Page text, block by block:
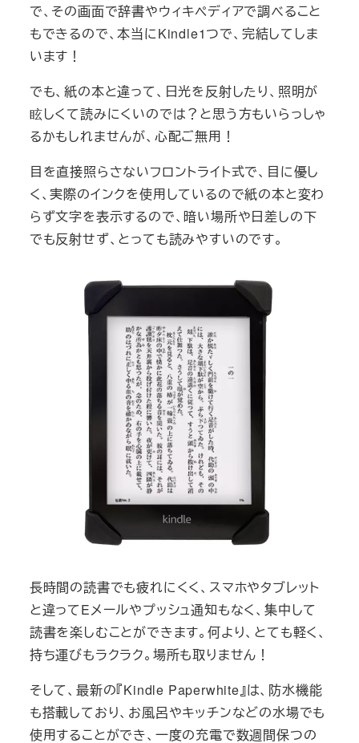
で、その画面で辞書やウィキペディアで調べること
もできるので、本当にKindle1つで、完結してしま
います！
でも、紙の本と違って、日光を反射したり、照明が
眩しくて読みにくいのでは？と思う方もいらっしゃ
るかもしれませんが、心配ご無用！
目を直接照らさないフロントライト式で、目に優し
く、実際のインクを使用しているので紙の本と変わ
らず文字を表示するので、暗い場所や日差しの下
でも反射せず、とっても読みやすいのです。
長時間の読書でも疲れにくく、スマホやタブレット
と違ってEメールやプッシュ通知もなく、集中して
読書を楽しむことができます。何より、とても軽く、
持ち運びもラクラク。場所も取りません！
そして、最新の『Kindle Paperwhite』は、防水機能
も搭載しており、お風呂やキッチンなどの水場でも
使用することができ、一度の充電で数週間保つの